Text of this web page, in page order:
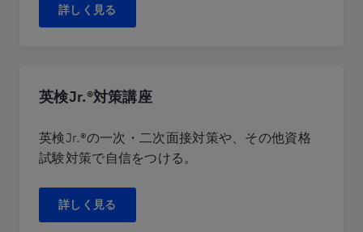
詳しく見る
英検Jr.®対策講座
英検Jr.®の一次・二次面接対策や、その他資格
試験対策で自信をつける。
詳しく見る